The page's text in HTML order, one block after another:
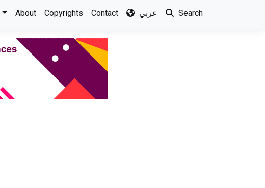
About Copyrights Contact عربي Search